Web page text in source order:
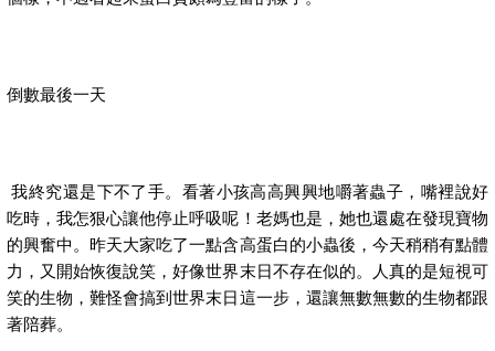
倒數最後一天
我終究還是下不了手。看著小孩高高興興地嚼著蟲子，嘴裡說好
吃時，我怎狠心讓他停止呼吸呢！老媽也是，她也還處在發現寶物
的興奮中。昨天大家吃了一點含高蛋白的小蟲後，今天稍稍有點體
力，又開始恢復說笑，好像世界末日不存在似的。人真的是短視可
笑的生物，難怪會搞到世界末日這一步，還讓無數無數的生物都跟
著陪葬。